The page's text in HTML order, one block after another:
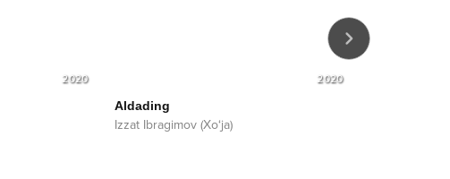
2020 2020
Aldading
Izzat Ibragimov (Xo‘ja)